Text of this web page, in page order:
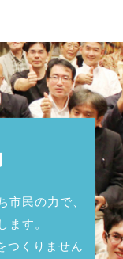
市民の力で、
ます。
つくりません